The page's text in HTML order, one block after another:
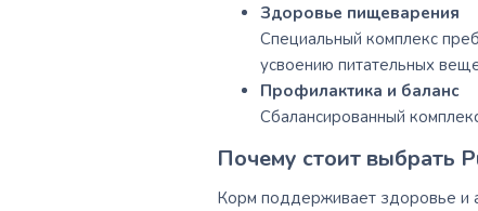
Здоровье пищеварения
Специальный комплекс
усвоению питательных
Профилактика и баланс
Сбалансированный
Почему стоит выбрать
Корм поддерживает здоровье и